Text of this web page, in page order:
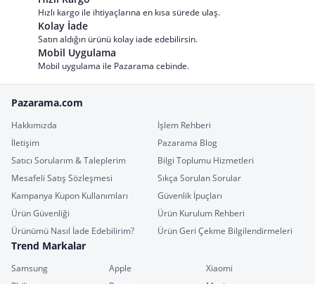
Hızlı kargo ile ihtiyaçlarına en kısa sürede ulaş.
Kolay İade
Satın aldığın ürünü kolay iade edebilirsin.
Mobil Uygulama
Mobil uygulama ile Pazarama cebinde.
Pazarama.com
Hakkımızda
İşlem Rehberi
İletişim
Pazarama Blog
Satıcı Sorularım & Taleplerim
Bilgi Toplumu Hizmetleri
Mesafeli Satış Sözleşmesi
Sıkça Sorulan Sorular
Kampanya Kupon Kullanımları
Güvenlik İpuçları
Ürün Güvenliği
Ürün Kurulum Rehberi
Ürünümü Nasıl İade Edebilirim?
Ürün Geri Çekme Bilgilendirmeleri
Trend Markalar
Samsung Apple
Xiaomi